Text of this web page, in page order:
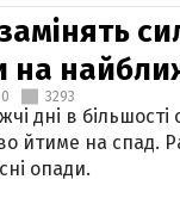
на
3293
дні в
йтиме на спад.
опади.